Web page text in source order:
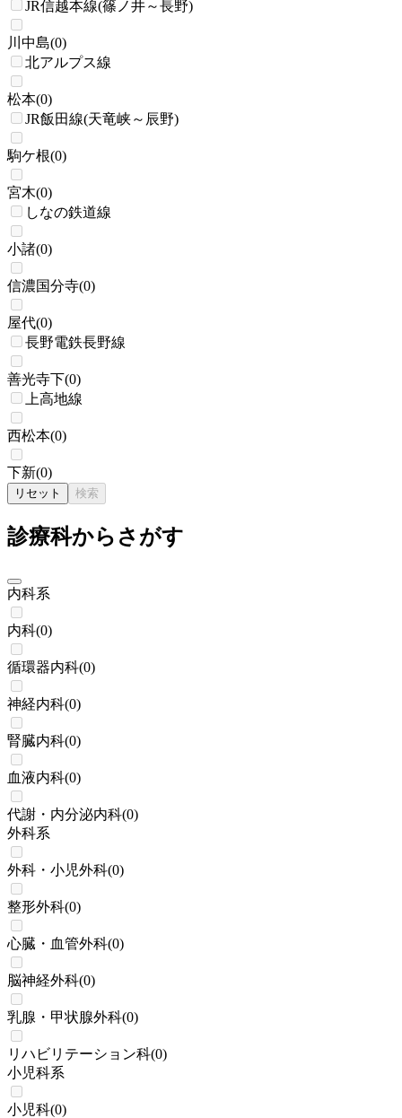
JR信越本線(篠ノ井～長野)
川中島(0)
北アルプス線
松本(0)
JR飯田線(天竜峡～辰野)
駒ケ根(0)
宮木(0)
しなの鉄道線
小諸(0)
信濃国分寺(0)
屋代(0)
長野電鉄長野線
善光寺下(0)
上高地線
西松本(0)
下新(0)
リセット 検索
診療科からさがす
内科系
内科(0)
循環器内科(0)
神経内科(0)
腎臓内科(0)
血液内科(0)
代謝・内分泌内科(0)
外科系
外科・小児外科(0)
整形外科(0)
心臓・血管外科(0)
脳神経外科(0)
乳腺・甲状腺外科(0)
リハビリテーション科(0)
小児科系
小児科(0)